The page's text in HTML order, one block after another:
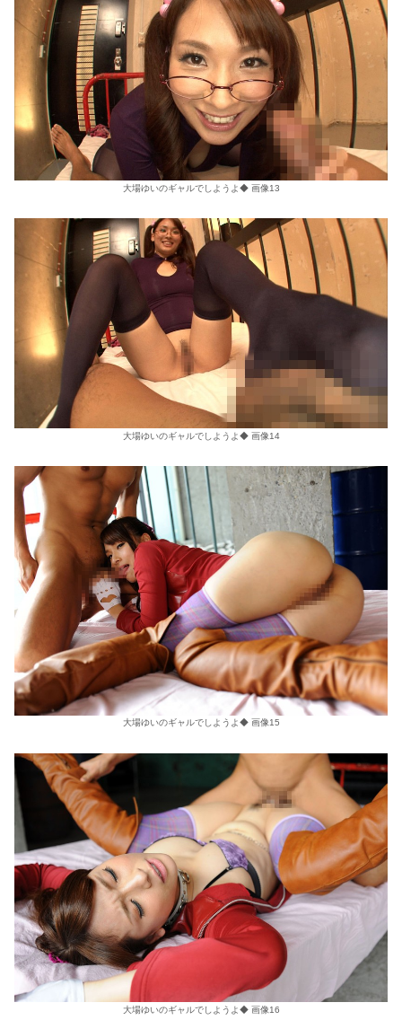
大場ゆいのギャルでしようよ◆ 画像13
大場ゆいのギャルでしようよ◆ 画像14
大場ゆいのギャルでしようよ◆ 画像15
大場ゆいのギャルでしようよ◆ 画像16